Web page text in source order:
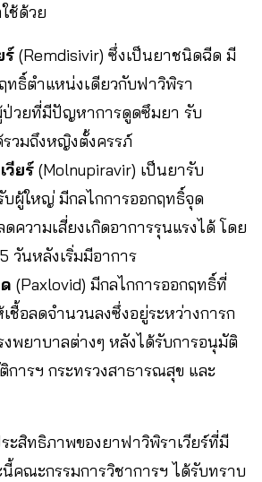
ช้ด้วย
ร์ (Remdisivir) ซึ่งเป็นยาชนิดฉีด มี
ทธิ์ตำแหน่งเดียวกับฟาวิพิรา
ป่วยที่มีปัญหาการดูดซึมยา รับ
วมถึงหญิงตั้งครรภ์
วียร์ (Molnupiravir) เป็นยารับ
ผู้ใหญ่ มีกลไกการออกฤทธิ์จุด
ความเสี่ยงเกิดอาการรุนแรงได้ โดย
วันหลังเริ่มมีอาการ
(Paxlovid) มีกลไกการออกฤทธิ์ที่
ชื้อลดจำนวนลงซึ่งอยู่ระหว่างการก
งพยาบาลต่างๆ หลังได้รับการอนุมัติ
ารฯ กระทรวงสาธารณสุข และ
ะสิทธิภาพของยาฟาวิพิราเวียร์ที่มี
คณะกรรมการวิชาการฯ ได้รับทราบ